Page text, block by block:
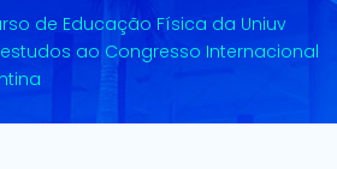
de Educação Física da Uniuv
ao Congresso Internacional